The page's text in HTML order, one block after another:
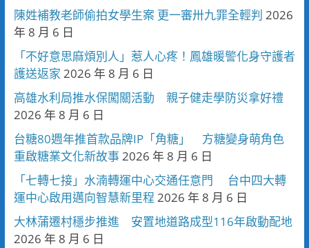
陳姓補教老師偷拍女學生案 更一審卅九罪全輕判 2026
年 8 月 6 日
「不好意思麻煩別人」惹人心疼！鳳雄暖警化身守護者
護送返家 2026 年 8 月 6 日
高雄水利局推水保闖關活動 親子健走學防災拿好禮
2026 年 8 月 6 日
台糖80週年推首款品牌IP「角糖」 方糖變身萌角色
重啟糖業文化新故事2026 年 8 月 6 日
「七轉七接」水湳轉運中心交通任意門 台中四大轉
運中心啟用邁向智慧新里程 2026 年 8 月 6 日
大林蒲遷村穩步推進 安置地道路成型116年啟動配地
2026 年 8 月 6 日